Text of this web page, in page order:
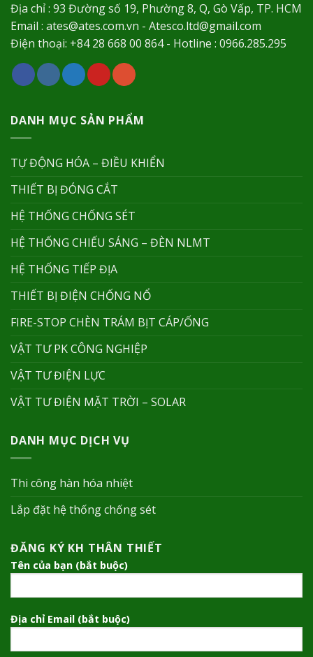
Địa chỉ : 93 Đường số 19, Phường 8, Q, Gò Vấp, TP. HCM
Email : ates@ates.com.vn - Atesco.ltd@gmail.com
Điện thoại: +84 28 668 00 864 - Hotline : 0966.285.295
DANH MỤC SẢN PHẨM
TỰ ĐỘNG HÓA – ĐIỀU KHIỂN
THIẾT BỊ ĐÓNG CẮT
HỆ THỐNG CHỐNG SÉT
HỆ THỐNG CHIẾU SÁNG – ĐÈN NLMT
HỆ THỐNG TIẾP ĐỊA
THIẾT BỊ ĐIỆN CHỐNG NỔ
FIRE-STOP CHÈN TRÁM BỊT CÁP/ỐNG
VẬT TƯ PK CÔNG NGHIỆP
VẬT TƯ ĐIỆN LỰC
VẬT TƯ ĐIỆN MẶT TRỜI – SOLAR
DANH MỤC DỊCH VỤ
Thi công hàn hóa nhiệt
Lắp đặt hệ thống chống sét
ĐĂNG KÝ KH THÂN THIẾT
Tên của bạn (bắt buộc)
Địa chỉ Email (bắt buộc)